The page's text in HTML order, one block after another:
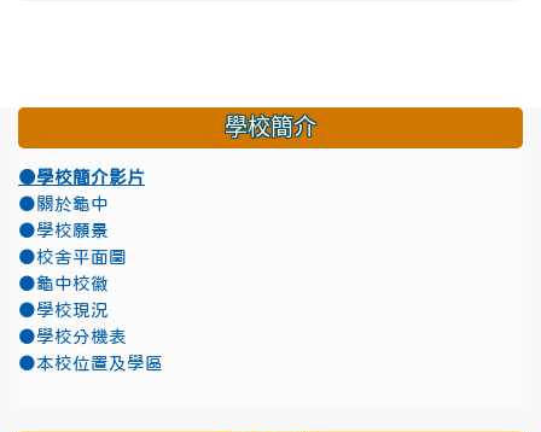
學校簡介
●學校簡介影片
●關於龜中
●學校願景
●校舍平面圖
●龜中校徽
●學校現況
●學校分機表
●本校位置及學區